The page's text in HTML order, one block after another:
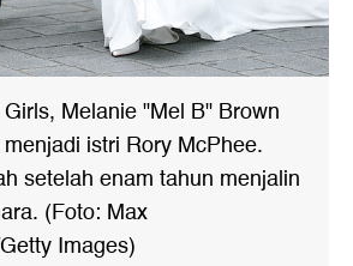
Melanie "Mel B" Brown
istri Rory McPhee.
setelah enam tahun menjalin
(Foto: Max
Images)